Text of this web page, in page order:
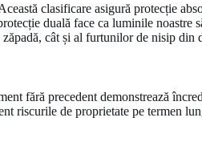
clasificare asigură protecție
duală face ca luminile noastre
cât și al furtunilor de nisip din
fără precedent demonstrează
riscurile de proprietate pe termen